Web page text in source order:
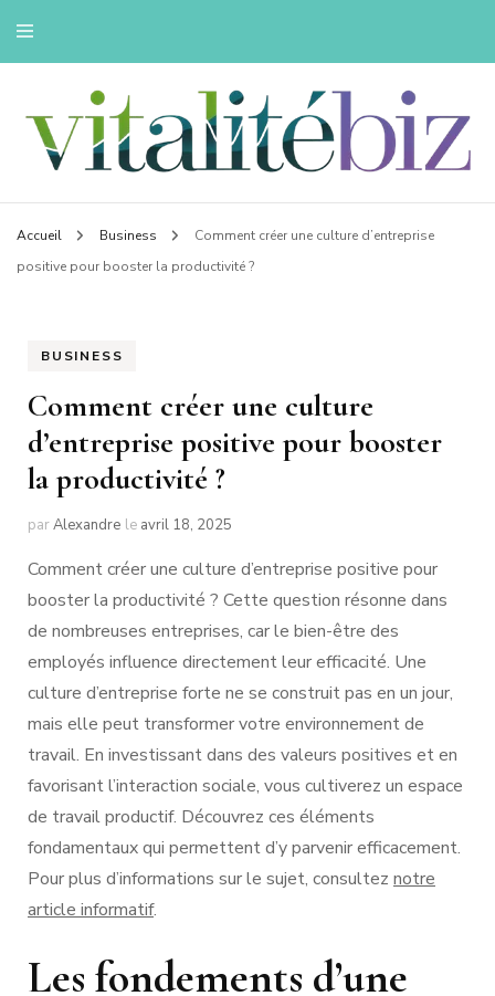
Vitalitebiz
Innovons pour une vie saine
Accueil Business
Comment créer une culture d’entreprise
positive pour booster la productivité ?
BUSINESS
Comment créer une culture
d’entreprise positive pour booster
la productivité ?
parAlexandre le avril 18, 2025
Comment créer une culture d’entreprise positive pour
booster la productivité ? Cette question résonne dans
de nombreuses entreprises, car le bien-être des
employés influence directement leur efficacité. Une
culture d’entreprise forte ne se construit pas en un jour,
mais elle peut transformer votre environnement de
travail. En investissant dans des valeurs positives et en
favorisant l’interaction sociale, vous cultiverez un espace
de travail productif. Découvrez ces éléments
fondamentaux qui permettent d’y parvenir efficacement.
Pour plus d’informations sur le sujet, consultez notre
article informatif.
Les fondements d’une